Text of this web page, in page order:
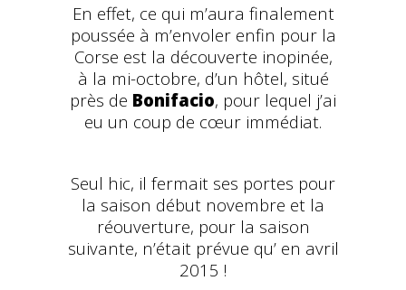
En effet, ce qui m’aura finalement
poussée à m’envoler enfin pour la
Corse est la découverte inopinée,
à la mi-octobre, d’un hôtel, situé
près de Bonifacio, pour lequel j’ai
eu un coup de cœur immédiat.
Seul hic, il fermait ses portes pour
la saison début novembre et la
réouverture, pour la saison
suivante, n’était prévue qu’ en avril
2015 !